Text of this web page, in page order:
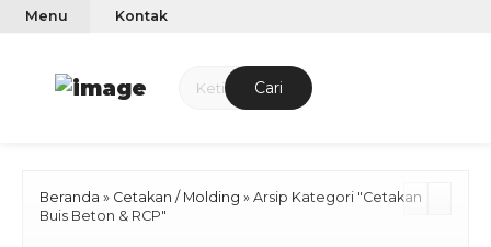
Menu Kontak
Cari
Beranda » Cetakan / Molding » Arsip Kategori "Cetakan
Buis Beton & RCP"